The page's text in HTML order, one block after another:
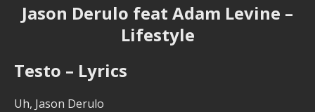
Jason Derulo feat Adam Levine –
Lifestyle
Testo – Lyrics
Uh, Jason Derulo